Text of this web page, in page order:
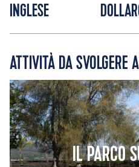
INGLESE
ATTIVITÀ DA SVOLGERE
IL PARCO